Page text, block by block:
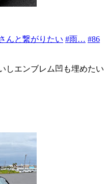
んと繋がりたい #雨… #86
しエンブレム凹も埋めたい